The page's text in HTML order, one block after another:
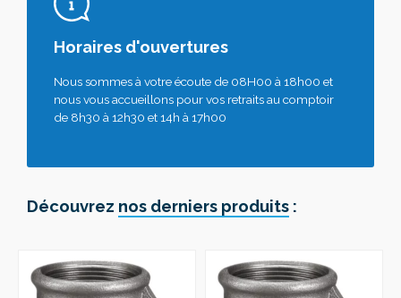
Horaires d'ouvertures
Nous sommes à votre écoute de 08H00 à 18h00 et
nous vous accueillons pour vos retraits au comptoir
de 8h30 à 12h30 et 14h à 17h00
Découvrez nos derniers produits :